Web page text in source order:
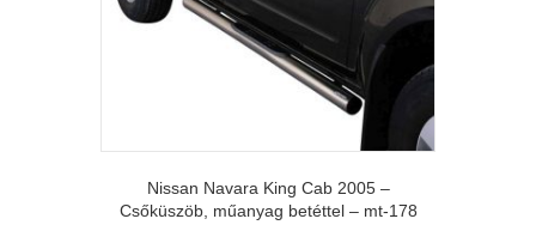
Nissan Navara King Cab 2005 –
Csőküszöb, műanyag betéttel – mt-178